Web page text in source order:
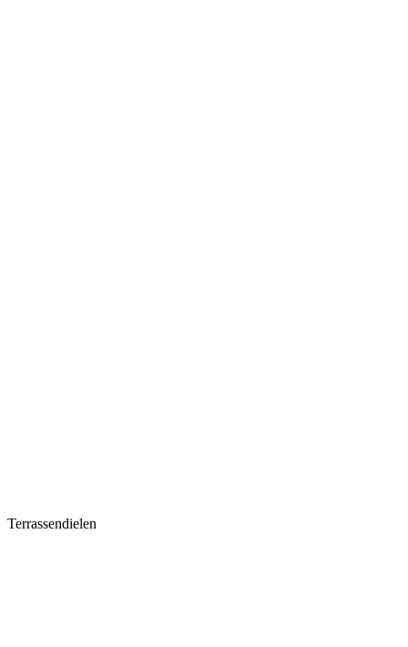
Terrassendielen